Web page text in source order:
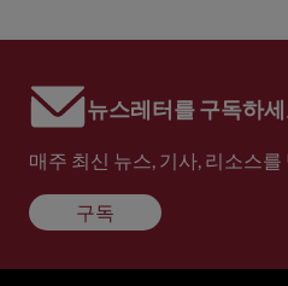
뉴스레터를 구독하
매주 최신 뉴스, 기사, 리소스를
구독